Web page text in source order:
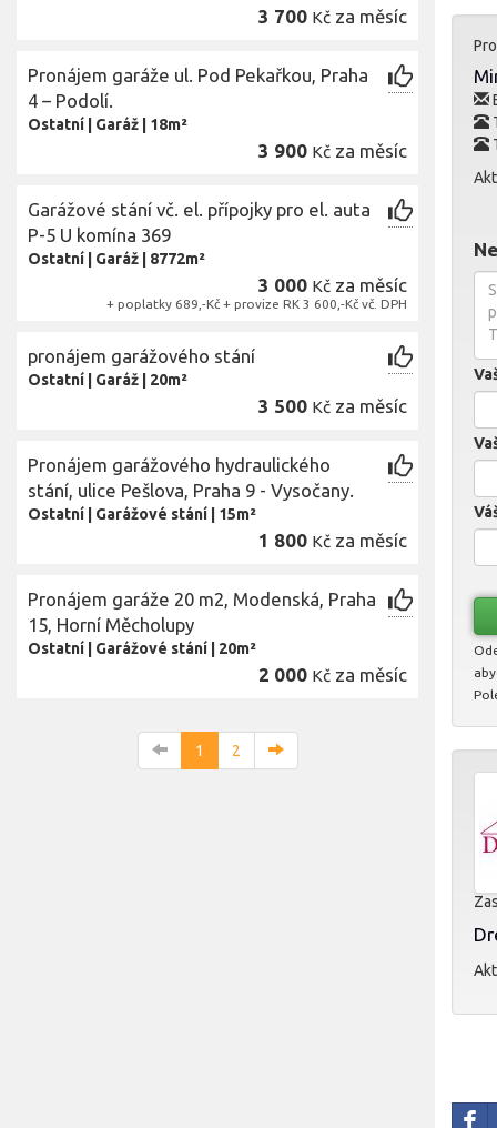
3 700 Kč za měsíc
Pronájem garáže ul. Pod Pekařkou, Praha
4 – Podolí.
Ostatní Garáž 18m²
3 900 Kč za měsíc
Garážové stání vč. el. přípojky pro el. auta
P-5 U komína 369
Ostatní Garáž 8772m²
3 000 Kč za měsíc
+ poplatky 689,-Kč + provize RK 3 600,-Kč vč. DPH
pronájem garážového stání
Ostatní Garáž 20m²
3 500 Kč za měsíc
Pronájem garážového hydraulického
stání, ulice Pešlova, Praha 9 - Vysočany.
Ostatní Garážové stání 15m²
1 800 Kč za měsíc
Pronájem garáže 20 m2, Modenská, Praha
15, Horní Měcholupy
Ostatní Garážové stání 20m²
2 000 Kč za měsíc
1 2